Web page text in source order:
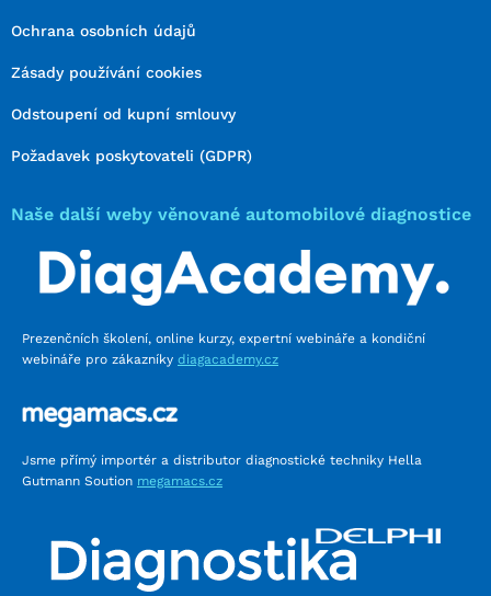
Ochrana osobních údajů
Zásady používání cookies
Odstoupení od kupní smlouvy
Požadavek poskytovateli (GDPR)
Naše další weby věnované automobilové diagnostice
Prezenčních školení, online kurzy, expertní webináře a kondiční
webináře pro zákazníky diagacademy.cz
Jsme přímý importér a distributor diagnostické techniky Hella
Gutmann Soution megamacs.cz